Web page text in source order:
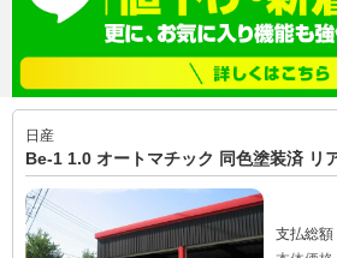
日産
Be-1 1.0 オートマチック 同色塗装済 リ
支払総額